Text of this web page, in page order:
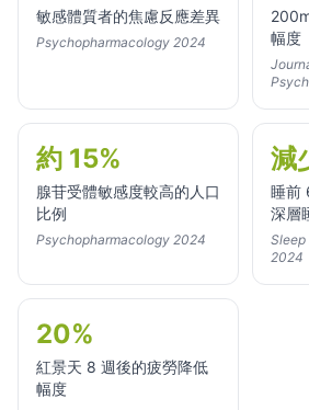
敏感體質者的焦慮反應差異
Psychopharmacology 2024
幅度
約 15%
腺苷受體敏感度較高的人口
比例
Psychopharmacology 2024
減
睡前
深層
2024
20%
紅景天 8 週後的疲勞降低
幅度